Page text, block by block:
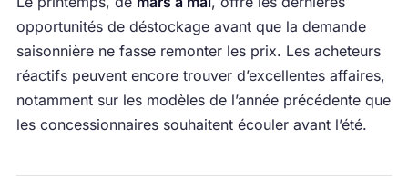
opportunités de déstockage avant que la demande
saisonnière ne fasse remonter les prix. Les acheteurs
réactifs peuvent encore trouver d’excellentes affaires,
notamment sur les modèles de l’année précédente que
les concessionnaires souhaitent écouler avant l’été.